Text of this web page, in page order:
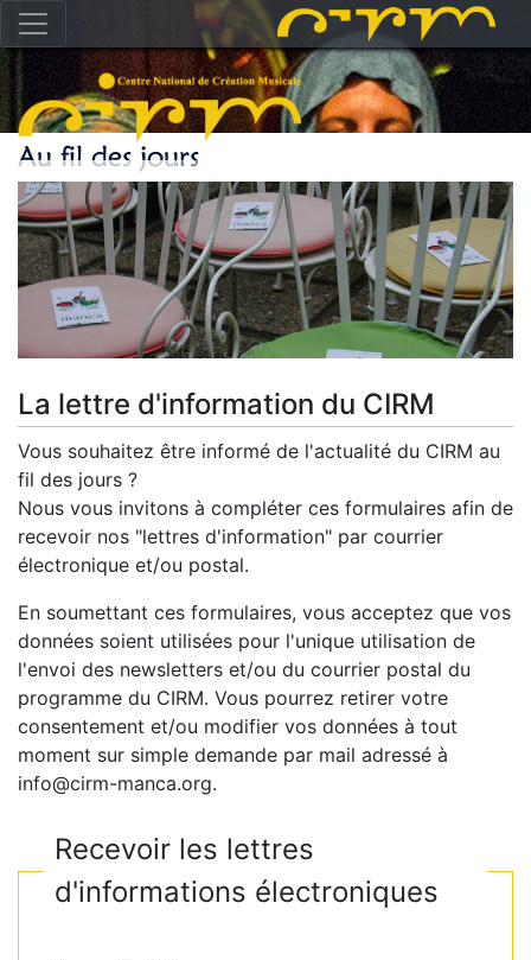
La lettre d'information du CIRM
Vous souhaitez être informé de l'actualité du CIRM au
fil des jours ?
Nous vous invitons à compléter ces formulaires afin de
recevoir nos "lettres d'information" par courrier
électronique et/ou postal.
En soumettant ces formulaires, vous acceptez que vos
données soient utilisées pour l'unique utilisation de
l'envoi des newsletters et/ou du courrier postal du
programme du CIRM. Vous pourrez retirer votre
consentement et/ou modifier vos données à tout
moment sur simple demande par mail adressé à
info@cirm-manca.org.
Recevoir les lettres
d'informations électroniques